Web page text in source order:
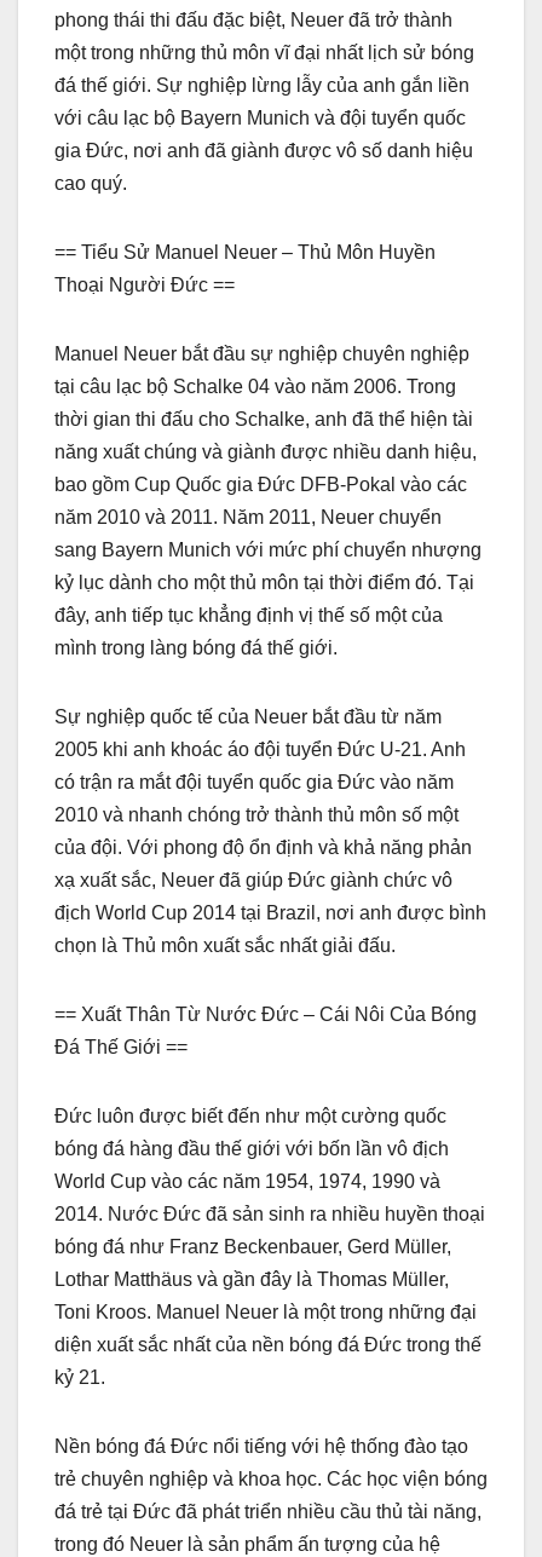
phong thái thi đấu đặc biệt, Neuer đã trở thành
một trong những thủ môn vĩ đại nhất lịch sử bóng
đá thế giới. Sự nghiệp lừng lẫy của anh gắn liền
với câu lạc bộ Bayern Munich và đội tuyển quốc
gia Đức, nơi anh đã giành được vô số danh hiệu
cao quý.
== Tiểu Sử Manuel Neuer – Thủ Môn Huyền
Thoại Người Đức ==
Manuel Neuer bắt đầu sự nghiệp chuyên nghiệp
tại câu lạc bộ Schalke 04 vào năm 2006. Trong
thời gian thi đấu cho Schalke, anh đã thể hiện tài
năng xuất chúng và giành được nhiều danh hiệu,
bao gồm Cup Quốc gia Đức DFB-Pokal vào các
năm 2010 và 2011. Năm 2011, Neuer chuyển
sang Bayern Munich với mức phí chuyển nhượng
kỷ lục dành cho một thủ môn tại thời điểm đó. Tại
đây, anh tiếp tục khẳng định vị thế số một của
mình trong làng bóng đá thế giới.
Sự nghiệp quốc tế của Neuer bắt đầu từ năm
2005 khi anh khoác áo đội tuyển Đức U-21. Anh
có trận ra mắt đội tuyển quốc gia Đức vào năm
2010 và nhanh chóng trở thành thủ môn số một
của đội. Với phong độ ổn định và khả năng phản
xạ xuất sắc, Neuer đã giúp Đức giành chức vô
địch World Cup 2014 tại Brazil, nơi anh được bình
chọn là Thủ môn xuất sắc nhất giải đấu.
== Xuất Thân Từ Nước Đức – Cái Nôi Của Bóng
Đá Thế Giới ==
Đức luôn được biết đến như một cường quốc
bóng đá hàng đầu thế giới với bốn lần vô địch
World Cup vào các năm 1954, 1974, 1990 và
2014. Nước Đức đã sản sinh ra nhiều huyền thoại
bóng đá như Franz Beckenbauer, Gerd Müller,
Lothar Matthäus và gần đây là Thomas Müller,
Toni Kroos. Manuel Neuer là một trong những đại
diện xuất sắc nhất của nền bóng đá Đức trong thế
kỷ 21.
Nền bóng đá Đức nổi tiếng với hệ thống đào tạo
trẻ chuyên nghiệp và khoa học. Các học viện bóng
đá trẻ tại Đức đã phát triển nhiều cầu thủ tài năng,
trong đó Neuer là sản phẩm ấn tượng của hệ